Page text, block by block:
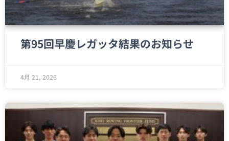
第95回早慶レガッタ結果のお知らせ
4月 21, 2026